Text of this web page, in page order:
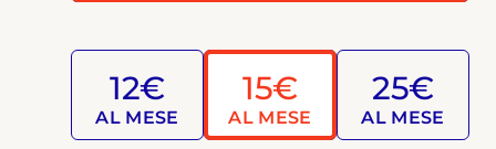
12€
AL MESE
15€
AL MESE
25€
AL MESE